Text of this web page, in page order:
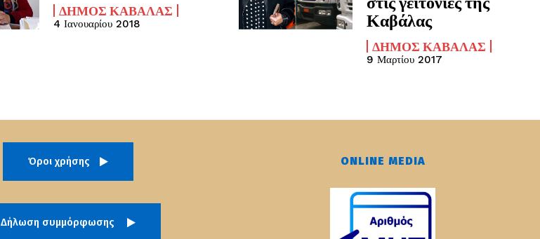
ΔΉΜΟΣ ΚΑΒΆΛΑΣ
4 Ιανουαρίου 2018
Καβάλας
ΔΉΜΟΣ ΚΑΒΆΛΑΣ
9 Μαρτίου 2017
Όροι χρήσης
Δήλωση συμμόρφωσης
ONLINE MEDIA